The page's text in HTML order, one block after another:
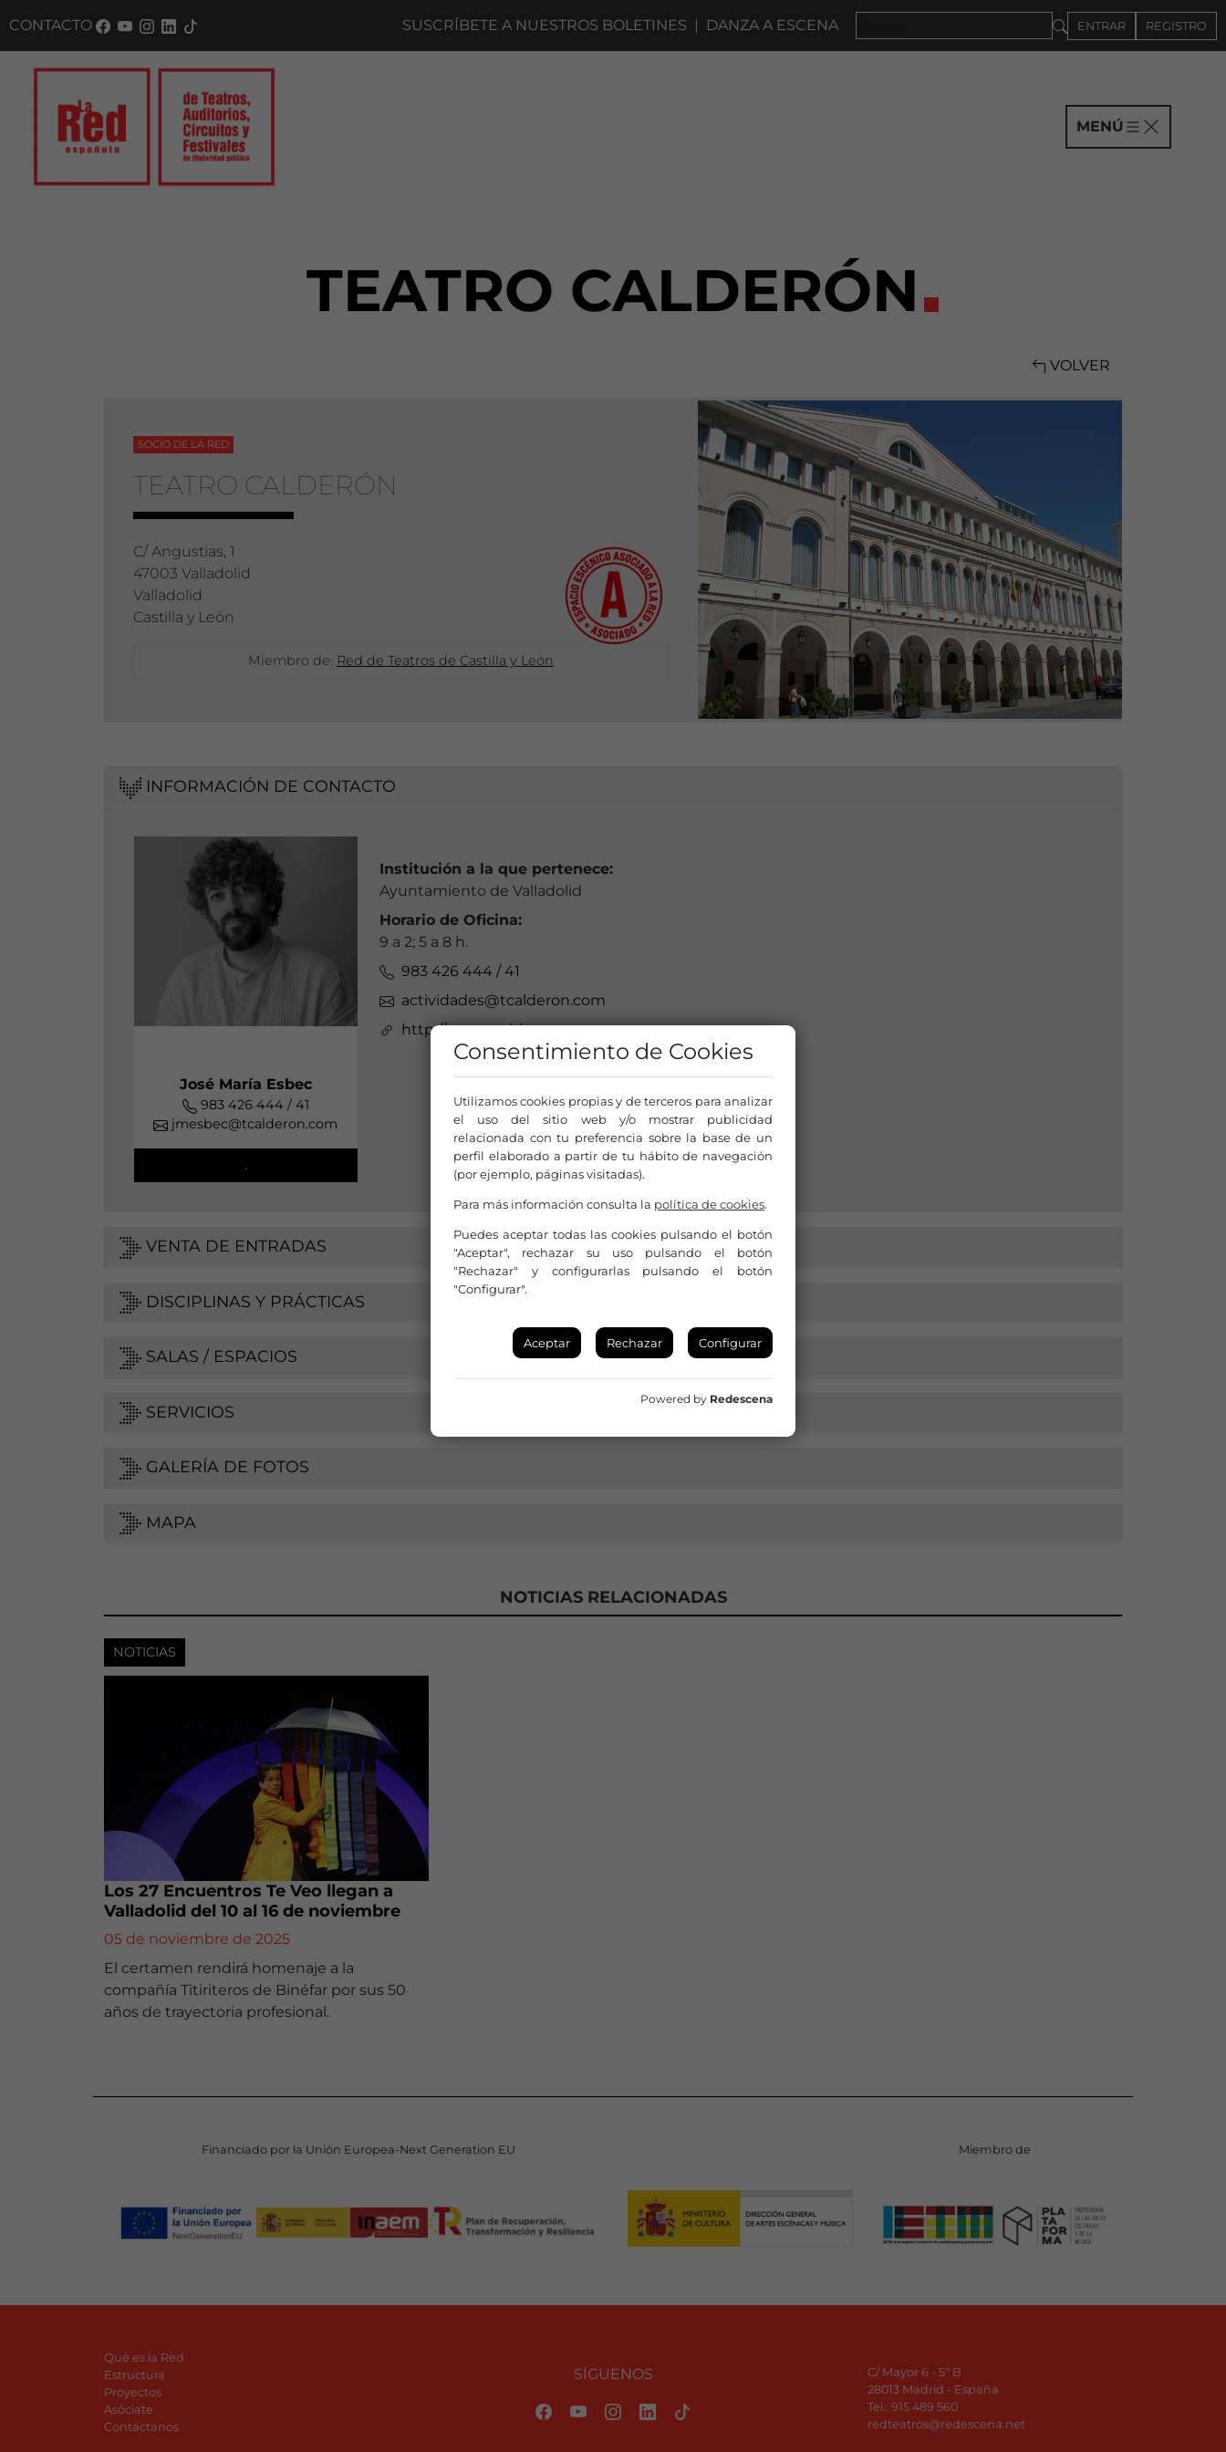
CONTACTO SUSCRÍBETE A NUESTROS BOLETINES| DANZA A ESCENA 2027 · CONVOCATORIA A COMPAÑÍAS HASTA EL 4DE
ENTRAR REGISTRO
MENÚ
TEATRO CALDERÓN
VOLVER
SOCIO DE LA RED
TEATRO CALDERÓN
C/ Angustias, 1
47003 Valladolid
Valladolid
Castilla y León
Miembro de: Red de Teatros de Castilla y León
INFORMACIÓN DE CONTACTO
José María Esbec
983 426 444 / 41
jmesbec@tcalderon.com
.
Institución a la que pertenece:
Ayuntamiento de Valladolid
Horario de Oficina:
9 a 2; 5 a 8 h.
983 426 444 / 41
actividades@tcalderon.com
http://www.tcalderon.com
VENTA DE ENTRADAS
DISCIPLINAS Y PRÁCTICAS
SALAS / ESPACIOS
SERVICIOS
GALERÍA DE FOTOS
MAPA
NOTICIAS RELACIONADAS
NOTICIAS
Los 27 Encuentros Te Veo llegan a
Valladolid del 10 al 16 de noviembre
05 de noviembre de 2025
El certamen rendirá homenaje a la
compañía Titiriteros de Binéfar por sus 50
años de trayectoria profesional.
Financiado por la Unión Europea-Next Generation EU Miembro de
Qué es la Red
Estructura
Proyectos
Asóciate
Contáctanos
SÍGUENOS
C/ Mayor 6 - 5º B
28013 Madrid - España
Tel.: 915 489 560
redteatros@redescena.net
Consentimiento de Cookies
Utilizamos cookies propias y de terceros para analizar
el uso del sitio web y/o mostrar publicidad
relacionada con tu preferencia sobre la base de un
perfil elaborado a partir de tu hábito de navegación
(por ejemplo, páginas visitadas).
Para más información consulta la política de cookies.
Puedes aceptar todas las cookies pulsando el botón
"Aceptar", rechazar su uso pulsando el botón
"Rechazar" y configurarlas pulsando el botón
"Configurar".
Aceptar Rechazar Configurar
Powered by Redescena